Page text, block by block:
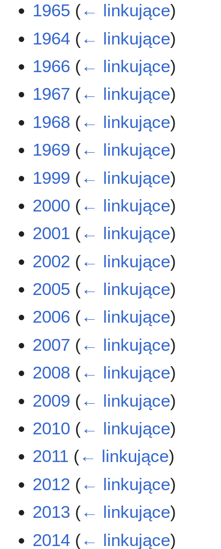
1965 (← linkujące)
1964 (← linkujące)
1966 (← linkujące)
1967 (← linkujące)
1968 (← linkujące)
1969 (← linkujące)
1999 (← linkujące)
2000 (← linkujące)
2001 (← linkujące)
2002 (← linkujące)
2005 (← linkujące)
2006 (← linkujące)
2007 (← linkujące)
2008 (← linkujące)
2009 (← linkujące)
2010 (← linkujące)
2011 (← linkujące)
2012 (← linkujące)
2013 (← linkujące)
2014 (← linkujące)